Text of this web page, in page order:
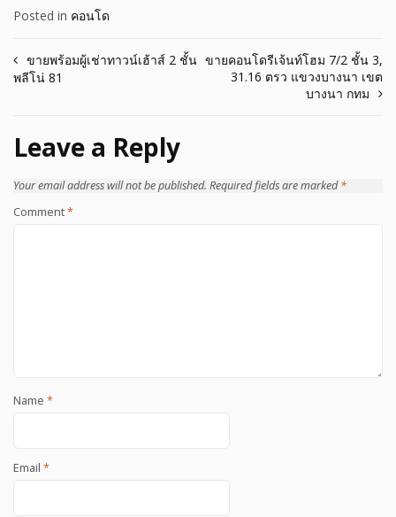
Posted in คอนโด
Post
ขายพร้อมผู้เช่าทาวน์เฮ้าส์ 2 ชั้น
พลีโน่ 81
ขายคอนโดรีเจ้นท์โฮม 7/2 ชั้น 3,
31.16 ตรว แขวงบางนา เขต
บางนา กทม
Leave a Reply
Your email address will not be published. Required fields are marked*
Comment*
Name *
Email *